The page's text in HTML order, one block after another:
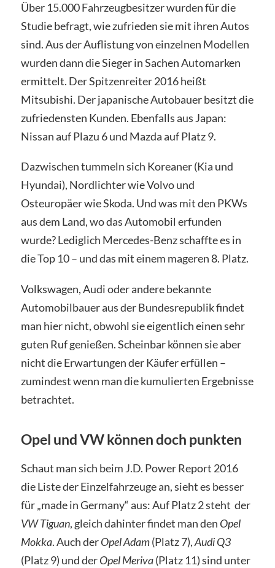
Über 15.000 Fahrzeugbesitzer wurden für die
Studie befragt, wie zufrieden sie mit ihren Autos
sind. Aus der Auflistung von einzelnen Modellen
wurden dann die Sieger in Sachen Automarken
ermittelt. Der Spitzenreiter 2016 heißt
Mitsubishi. Der japanische Autobauer besitzt die
zufriedensten Kunden. Ebenfalls aus Japan:
Nissan auf Plazu 6 und Mazda auf Platz 9.
Dazwischen tummeln sich Koreaner (Kia und
Hyundai), Nordlichter wie Volvo und
Osteuropäer wie Skoda. Und was mit den PKWs
aus dem Land, wo das Automobil erfunden
wurde? Lediglich Mercedes-Benz schaffte es in
die Top 10 – und das mit einem mageren 8. Platz.
Volkswagen, Audi oder andere bekannte
Automobilbauer aus der Bundesrepublik findet
man hier nicht, obwohl sie eigentlich einen sehr
guten Ruf genießen. Scheinbar können sie aber
nicht die Erwartungen der Käufer erfüllen –
zumindest wenn man die kumulierten Ergebnisse
betrachtet.
Opel und VW können doch punkten
Schaut man sich beim J.D. Power Report 2016
die Liste der Einzelfahrzeuge an, sieht es besser
für „made in Germany“ aus: Auf Platz 2 steht der
VW Tiguan, gleich dahinter findet man den Opel
Mokka. Auch derOpel Adam(Platz 7),Audi Q3
(Platz 9) und derOpel Meriva(Platz 11) sind unter